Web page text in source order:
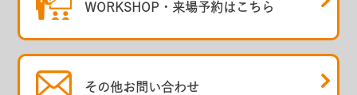
WORKSHOP・ 来場予約はこちら
その他お問い合わせ